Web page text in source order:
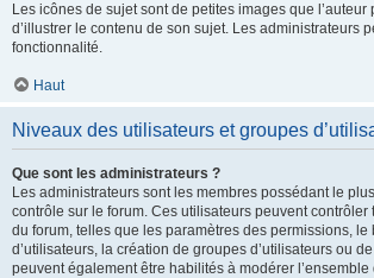
Les icônes de sujet sont de petites images que l’auteur
d’illustrer le contenu de son sujet. Les administrateurs
fonctionnalité.
Haut
Niveaux des utilisateurs et groupes
Que sont les administrateurs ?
Les administrateurs sont les membres possédant le
contrôle sur le forum. Ces utilisateurs peuvent contrôler
du forum, telles que les paramètres des permissions, le
d’utilisateurs, la création de groupes d’utilisateurs ou
peuvent également être habilités à modérer l’ensemble